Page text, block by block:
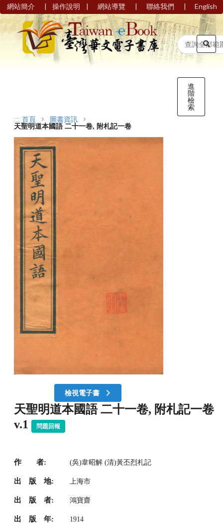
網站簡介 | 操作說明 | 網站導覽 | 聯絡我們 | English
進
階
檢
索
::: 首頁
圖書資訊
天聖明道本國語 二十一卷, 附札記一卷
檢視電子書
天聖明道本國語 二十一卷, 附札記一卷
v.1
問題回報
作 者: (吳)韋昭解 (清)黃丕烈札記
出 版 地: 上海市
出 版 者: 鴻寶齋
出 版 年: 1914